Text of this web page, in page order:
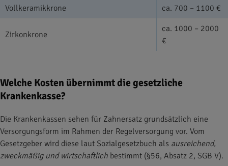
Vollkeramikkrone
ca. 700 – 1100 €
Zirkonkrone
ca. 1000 – 2000
€
Welche Kosten übernimmt die gesetzliche
Krankenkasse?
Die Krankenkassen sehen für Zahnersatz grundsätzlich eine
Versorgungsform im Rahmen der Regelversorgung vor. Vom
Gesetzgeber wird diese laut Sozialgesetzbuch als ausreichend,
zweckmäßig und wirtschaftlich bestimmt (§56, Absatz 2, SGB V).